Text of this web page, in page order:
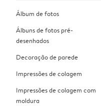
Álbum de fotos
Álbuns de fotos pré-
desenhados
Decoração de parede
Impressões de colagem
Impressões de colagem com
moldura